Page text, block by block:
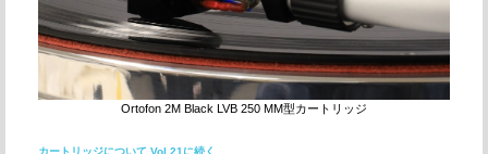
Ortofon 2M Black LVB 250 MM型カートリッジ
カートリッジについて Vol.21に続く